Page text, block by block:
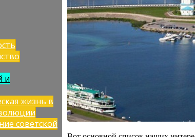
и
жизнь в
советской